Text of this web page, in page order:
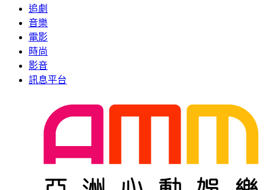
追劇
音樂
電影
時尚
影音
訊息平台